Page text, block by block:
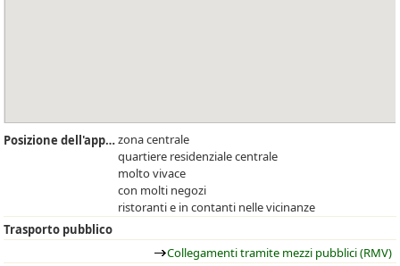
Posizione dell'appartamentozona centrale
quartiere residenziale centrale
molto vivace
con molti negozi
ristoranti e in contanti nelle vicinanze
Trasporto pubblico
Collegamenti tramite mezzi pubblici (RMV)